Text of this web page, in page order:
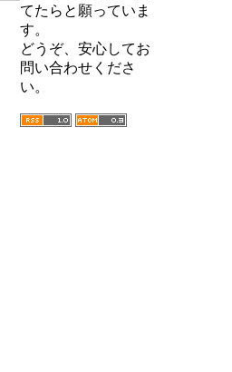
てたらと願っていま
す。
どうぞ、安心してお
問い合わせくださ
い。